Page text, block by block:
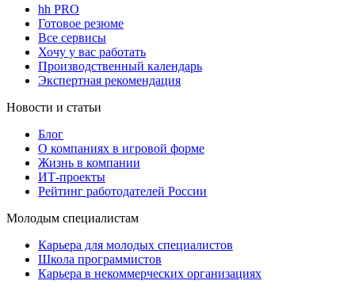
hh PRO
Готовое резюме
Все сервисы
Хочу у вас работать
Производственный календарь
Экспертная рекомендация
Новости и статьи
Блог
О компаниях в игровой форме
Жизнь в компании
ИТ-проекты
Рейтинг работодателей России
Молодым специалистам
Карьера для молодых специалистов
Школа программистов
Карьера в некоммерческих организациях